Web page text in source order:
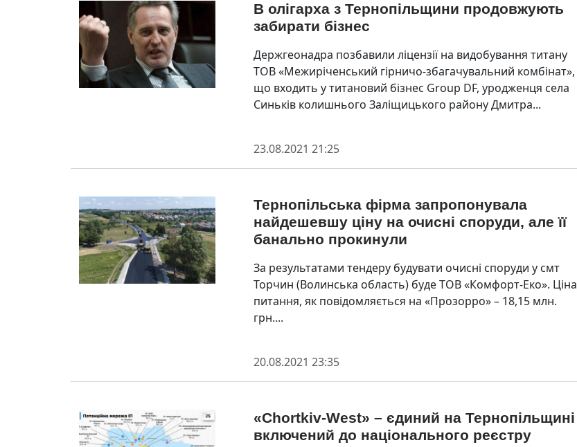
В олігарха з Тернопільщини продовжують
забирати бізнес
Держгеонадра позбавили ліцензії на видобування титану
ТОВ «Межиріченський гірничо-збагачувальний комбінат»,
що входить у титановий бізнес Group DF, уродженця села
Синьків колишнього Заліщицького району Дмитра...
23.08.2021 21:25
Тернопільська фірма запропонувала
найдешевшу ціну на очисні споруди, але її
банально прокинули
За результатами тендеру будувати очисні споруди у смт
Торчин (Волинська область) буде ТОВ «Комфорт-Еко». Ціна
питання, як повідомляється на «Прозорро» – 18,15 млн.
грн....
20.08.2021 23:35
«Chortkiv-West» – єдиний на Тернопільщині
включений до національного реєстру